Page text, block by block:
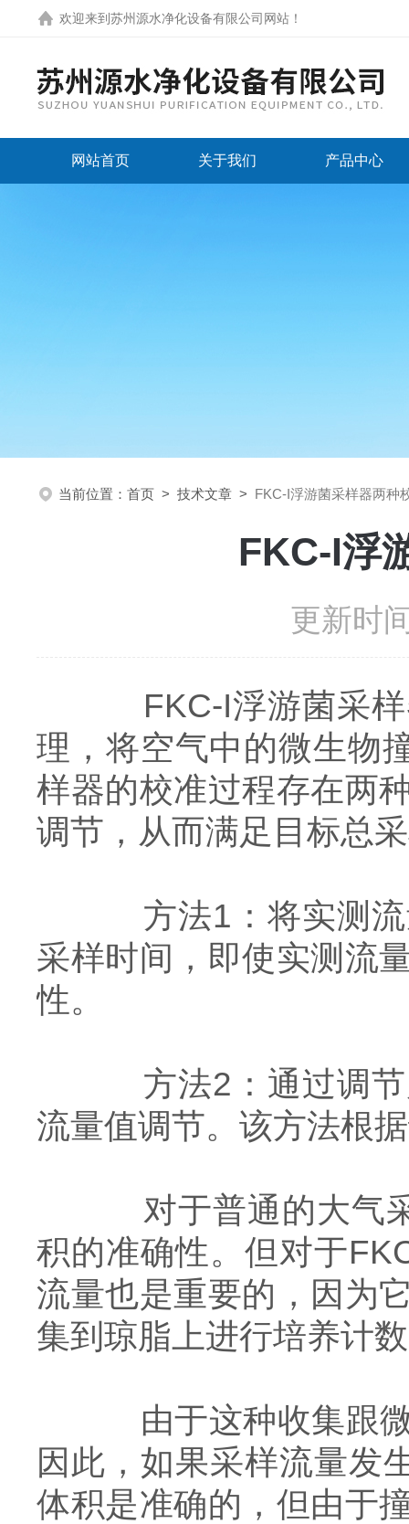
欢迎来到 苏州源水净化设备有限公司网站 ！
网站首页 关于我们 产品中心
当前位置： 首页 > 技术文章 > FKC-I浮游菌采样器两种
FKC-I浮
更新时
FKC-I浮游菌采样
理，将空气中的微生物
样器的校准过程存在两
调节，从而满足目标总
方法1：将实测流
采样时间，即使实测流
性。
方法2：通过调节
流量值调节。该方法根
对于普通的大气采
积的准确性。但对于
流量也是重要的，因为
集到琼脂上进行培养计
由于这种收集跟微
因此，如果采样流量发
体积是准确的，但由于